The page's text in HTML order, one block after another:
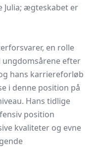
Julia; ægteskabet er
en rolle
efter
hans karriereforløb
i denne position på
Hans tidlige
position
kvaliteter og evne